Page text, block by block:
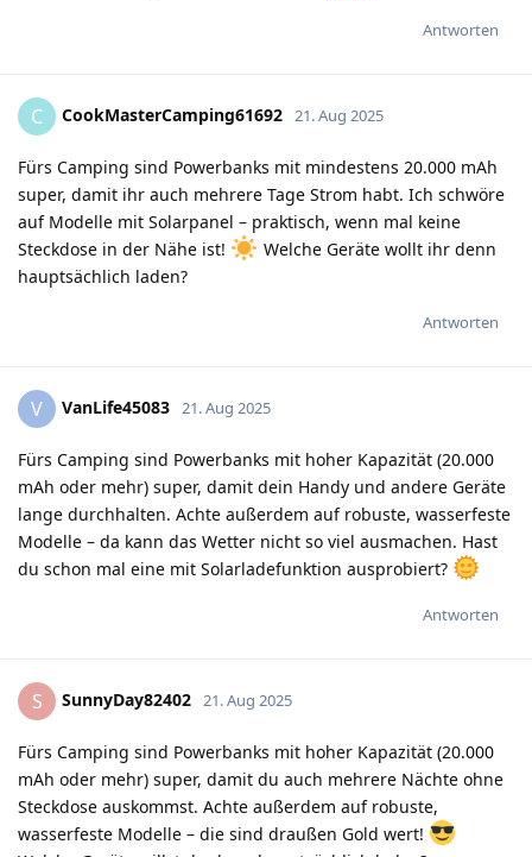
Antworten
C CookMasterCamping61692 21. Aug 2025
Fürs Camping sind Powerbanks mit mindestens 20.000 mAh
super, damit ihr auch mehrere Tage Strom habt. Ich schwöre
auf Modelle mit Solarpanel – praktisch, wenn mal keine
Steckdose in der Nähe ist!
Welche Geräte wollt ihr denn
hauptsächlich laden?
Antworten
V VanLife45083 21. Aug 2025
Fürs Camping sind Powerbanks mit hoher Kapazität (20.000
mAh oder mehr) super, damit dein Handy und andere Geräte
lange durchhalten. Achte außerdem auf robuste, wasserfeste
Modelle – da kann das Wetter nicht so viel ausmachen. Hast
du schon mal eine mit Solarladefunktion ausprobiert?
Antworten
S SunnyDay82402 21. Aug 2025
Fürs Camping sind Powerbanks mit hoher Kapazität (20.000
mAh oder mehr) super, damit du auch mehrere Nächte ohne
Steckdose auskommst. Achte außerdem auf robuste,
wasserfeste Modelle – die sind draußen Gold wert!